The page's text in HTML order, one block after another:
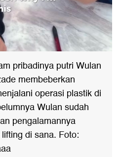
pribadinya putri Wulan
membeberkan
operasi plastik di
Wulan sudah
pengalamannya
di sana. Foto: